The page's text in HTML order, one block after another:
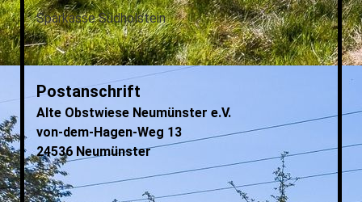
OBSTBLÜTENFEST 2015
BÄUME VEREDELN 2015
BAUMSCHNITTKURS 2015
BAUMSCHNITT FEBRUAR 2015
HERBSTFEST 2014
Sparkasse Südholstein
Postanschrift
Alte Obstwiese Neumünster e.V.
von-dem-Hagen-Weg 13
24536 Neumünster